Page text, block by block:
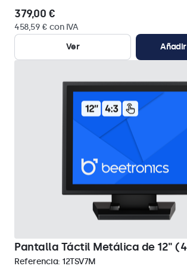
379,00 €
458,59 € con IVA
Ver
Pantalla Táctil Metálica de 12"
Referencia: 12TSV7M